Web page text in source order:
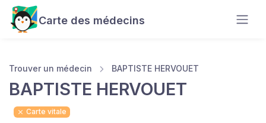
Carte des médecins
Trouver un médecin BAPTISTE HERVOUET
BAPTISTE HERVOUET
Carte vitale